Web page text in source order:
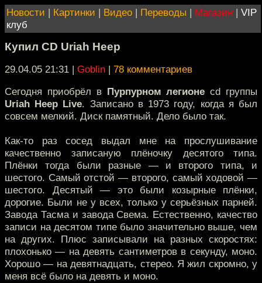
Новости | Картинки | Видео | Переводы | Магазин | VIP
клуб
Купил CD Uriah Heep
29.04.05 21:31 | Goblin | 78 комментариев
Сегодня приобрёл в Пурпурном легионе cd группы
Uriah Heep Live. Записано в 1973 году, когда я был
совсем мелкий. Диск памятный. Дело было так.
Как-то раз сосед выдал мне на прослушивание
качественно записаную плёночку десятого типа.
Плёнки тогда были разные — и второго типа, и
шестого. Самый отстой — второго, самый ходовой —
шестого. Десятый — это были козырные плёнки,
дорогие. Были не у всех, только у серьёзных парней.
Завода Тасма и завода Свема. Естественно, качество
записи на десятом типе было значительно выше, чем
на других. Плюс записывали на разных скоростях:
плохонько — на девять сантиметров в секунду, моно.
Хорошо — на девятнадцать, стерео. Я жил скромно, у
меня всё было на девять и моно.